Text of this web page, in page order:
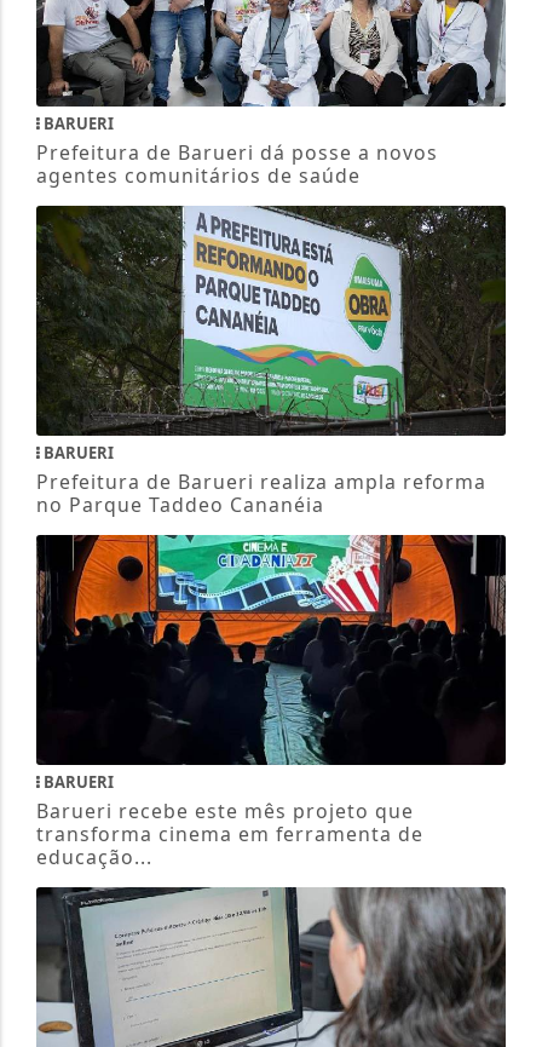
BARUERI
Prefeitura de Barueri dá posse a novos
agentes comunitários de saúde
BARUERI
Prefeitura de Barueri realiza ampla reforma
no Parque Taddeo Cananéia
BARUERI
Barueri recebe este mês projeto que
transforma cinema em ferramenta de
educação...